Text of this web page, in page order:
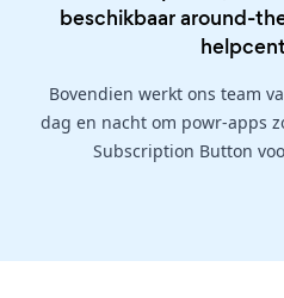
beschikbaar around-
Bovendien werkt ons team
dag en nacht om powr-apps
Subscription Button